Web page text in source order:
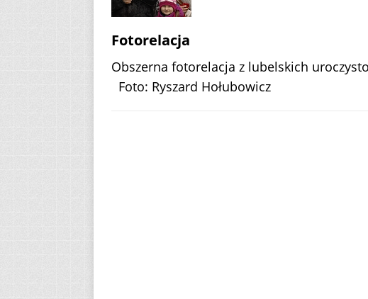
Fotorelacja
Obszerna fotorelacja z lubelskich
Foto: Ryszard Hołubowicz